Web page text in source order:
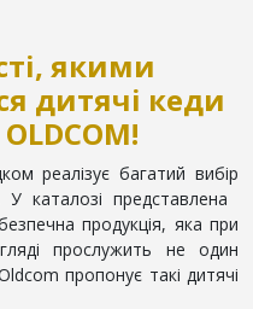
якими
дитячі кеди
реалізує багатий вибір
У каталозі представлена
продукція, яка при
прослужить не один
пропонує такі дитячі